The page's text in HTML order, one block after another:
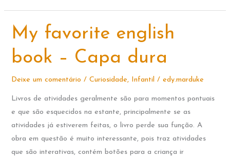
em:
Cadê
o
estava
My favorite english
book – Capa dura
Deixe um comentário /Curiosidade, Infantil /edy.marduke
Livros de atividades geralmente são para momentos pontuais
e que são esquecidos na estante, principalmente se as
atividades já estiverem feitas, o livro perde sua função. A
obra em questão é muito interessante, pois traz atividades
que são interativas, contém botões para a criança ir